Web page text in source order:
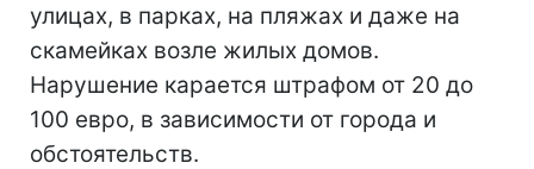
улицах, в парках, на пляжах и даже на
скамейках возле жилых домов.
Нарушение карается штрафом от 20 до
100 евро, в зависимости от города и
обстоятельств.